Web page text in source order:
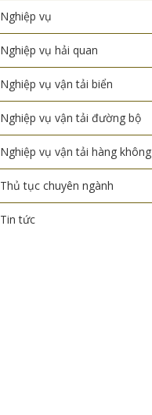
Nghiệp vụ
Nghiệp vụ hải quan
Nghiệp vụ vận tải biển
Nghiệp vụ vận tải đường bộ
Nghiệp vụ vận tải hàng không
Thủ tục chuyên ngành
Tin tức